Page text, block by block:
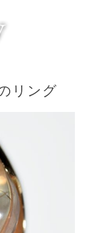
リング